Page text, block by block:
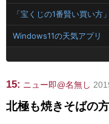
「宝くじの1番賢い買い方
15: ニュー即@名無し
北極も焼きそばの